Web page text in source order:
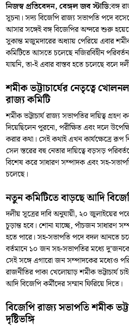
নিজস্ব প্রতিবেদন, বেঙ্গল জব স্টাডি:বঙ্গ
সূচনা। সদ্য বিজেপি রাজ্য সভাপতি পদে
আসার সঙ্গেই বঙ্গ বিজেপির অন্দরে শুরু
সুকান্ত মজুমদারের অধ্যায় পেরিয়ে এবার
কমিটিতে আসতে চলেছে নজিরবিহীন
যায়নি, তা-ই এবার বাস্তব হতে চলেছে বলে
শমীক ভট্টাচার্যের নেতৃত্বে
রাজ্য কমিটি
শমীক ভট্টাচার্য রাজ্য সভাপতির দায়িত্ব গ্রহণ
দিয়েছিলেন পুরনো, পরীক্ষিত এবং দলে
করার কথা। সেই কথাই এখন কার্যক্ষেত্রে রূপ
সেল স্তরের বহু নেতার দায়িত্বে বড়সড়
বিশেষ করে সাধারণ সম্পাদক এবং সহ-
চলেছে।
নতুন কমিটিতে বাড়ছে আদি
দলীয় সূত্রের দাবি অনুযায়ী, ২০ জুলাইয়ের
চূড়ান্ত হবে। শোনা যাচ্ছে, পাঁচজন সাধারণ
হতে পারে। সহ-সভাপতি পদে বদল আনতে
বর্তমানে ১০ জন সহ-সভাপতির মধ্যে
সেই সঙ্গে এগারো জন সম্পাদকের মধ্যেও
রাজনীতির পাকা খেলোয়াড় শমীক
আদি বিজেপি কর্মীদের সম্মান ফিরিয়ে দিতে।
বিজেপি রাজ্য সভাপতি শমীক
দৃষ্টিভঙ্গি